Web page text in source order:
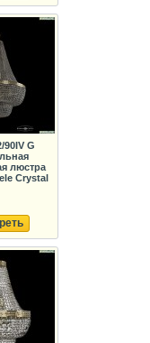
90IV G
люстра
Crystal